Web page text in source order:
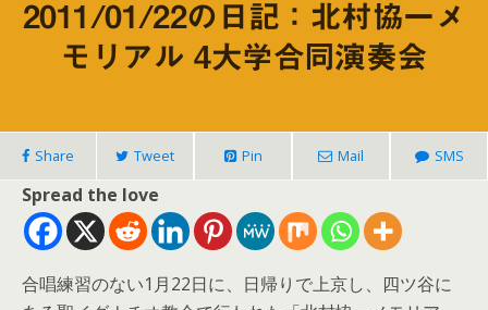
2011/01/22の日記：北村協一メ
モリアル 4大学合同演奏会
Share Tweet Pin Mail SMS
Spread the love
合唱練習のない1月22日に、日帰りで上京し、四ツ谷に